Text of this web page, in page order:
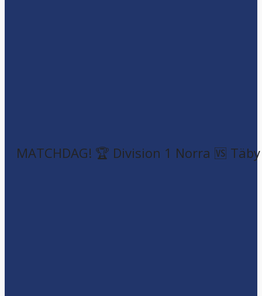
MATCHDAG! 🏆 Division 1 Norra 🆚